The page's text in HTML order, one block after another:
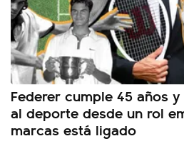
Federer cumple 45 años
al deporte desde un rol
marcas está ligado